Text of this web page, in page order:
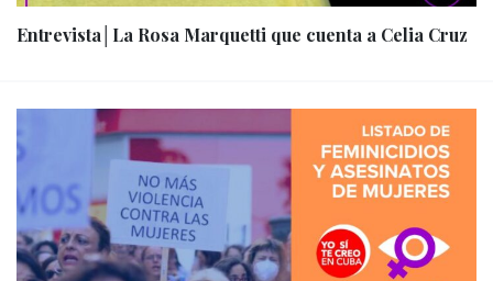
Entrevista│La Rosa Marquetti que cuenta a Celia Cruz